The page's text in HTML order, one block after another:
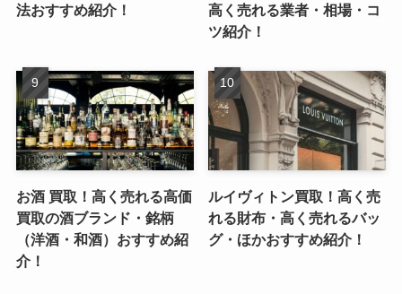
法おすすめ紹介！
高く売れる業者・相場・コ
ツ紹介！
お酒 買取！高く売れる高価
買取の酒ブランド・銘柄
（洋酒・和酒）おすすめ紹
介！
ルイヴィトン買取！高く売
れる財布・高く売れるバッ
グ・ほかおすすめ紹介！